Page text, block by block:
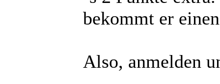
bekommt er
Also, anmelden